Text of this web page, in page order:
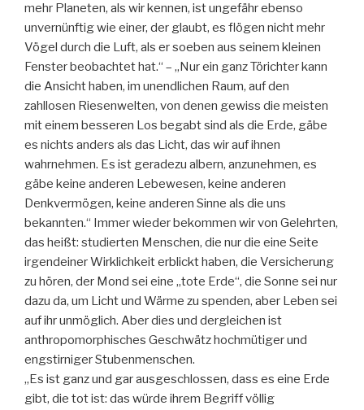
mehr Planeten, als wir kennen, ist ungefähr ebenso
unvernünftig wie einer, der glaubt, es flögen nicht mehr
Vögel durch die Luft, als er soeben aus seinem kleinen
Fenster beobachtet hat.“ – „Nur ein ganz Törichter kann
die Ansicht haben, im unendlichen Raum, auf den
zahllosen Riesenwelten, von denen gewiss die meisten
mit einem besseren Los begabt sind als die Erde, gäbe
es nichts anders als das Licht, das wir auf ihnen
wahrnehmen. Es ist geradezu albern, anzunehmen, es
gäbe keine anderen Lebewesen, keine anderen
Denkvermögen, keine anderen Sinne als die uns
bekannten.“ Immer wieder bekommen wir von Gelehrten,
das heißt: studierten Menschen, die nur die eine Seite
irgendeiner Wirklichkeit erblickt haben, die Versicherung
zu hören, der Mond sei eine „tote Erde“, die Sonne sei nur
dazu da, um Licht und Wärme zu spenden, aber Leben sei
auf ihr unmöglich. Aber dies und dergleichen ist
anthropomorphisches Geschwätz hochmütiger und
engstirniger Stubenmenschen.
„Es ist ganz und gar ausgeschlossen, dass es eine Erde
gibt, die tot ist: das würde ihrem Begriff völlig